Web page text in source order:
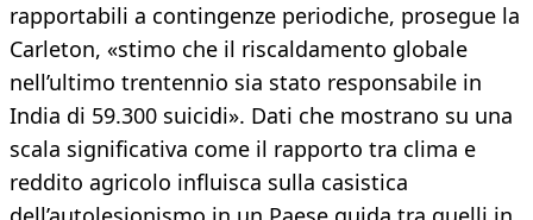
rapportabili a contingenze periodiche, prosegue la
Carleton, «stimo che il riscaldamento globale
nell’ultimo trentennio sia stato responsabile in
India di 59.300 suicidi». Dati che mostrano su una
scala significativa come il rapporto tra clima e
reddito agricolo influisca sulla casistica